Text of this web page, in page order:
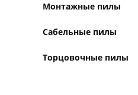
Монтажные пилы
Сабельные пилы
Торцовочные пилы